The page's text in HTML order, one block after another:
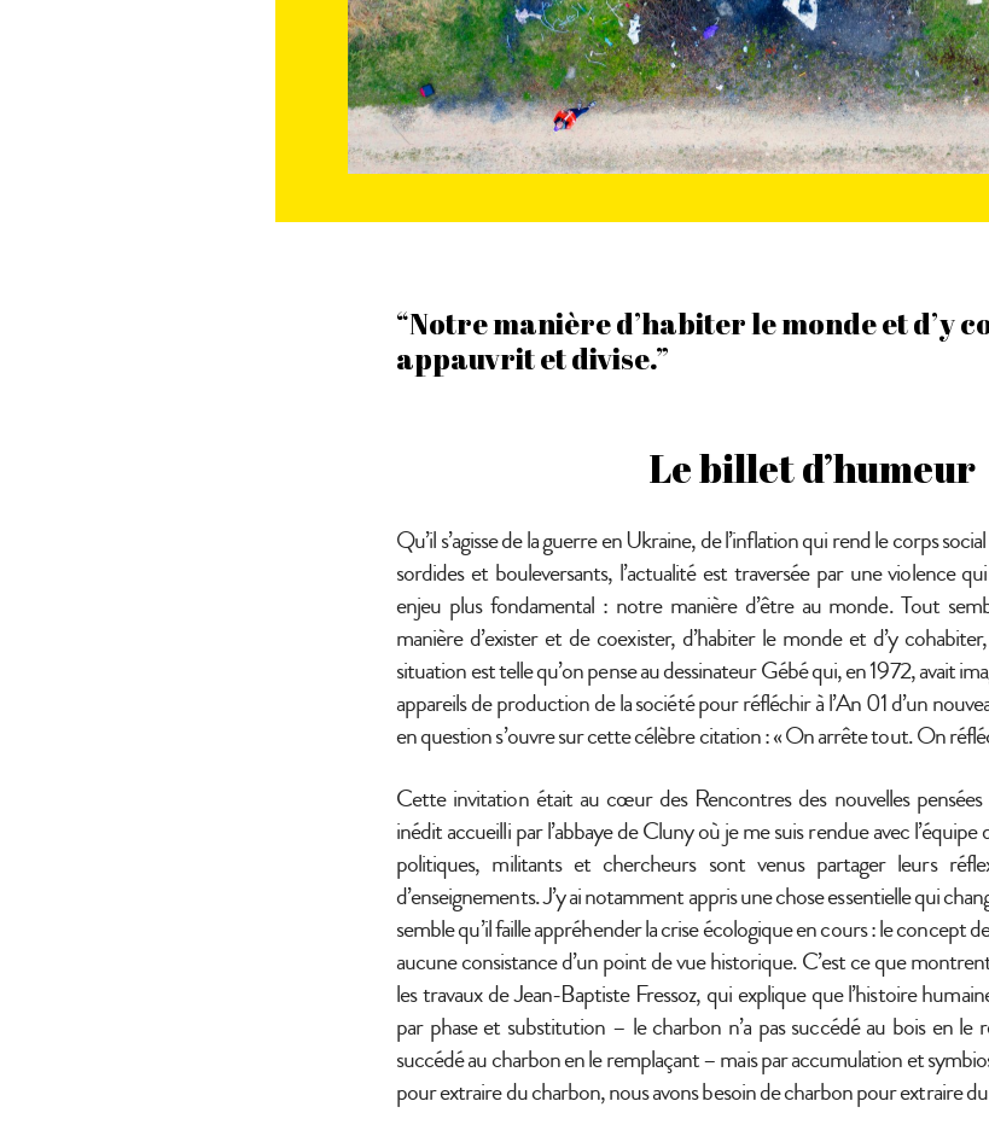
“Notre manière d’habiter le monde et d’y
appauvrit et divise.”
Le billet d’humeur
Qu’il s’agisse de la guerre en Ukraine, de l’inflation qui rend le corps
sordides et bouleversants, l’actualité est traversée par une violence
enjeu plus fondamental : notre manière d’être au monde. Tout
manière d’exister et de coexister, d’habiter le monde et d’y
situation est telle qu’on pense au dessinateur Gébé qui, en 1972, avait
appareils de production de la société pour réfléchir à l’An 01 d’un
en question s’ouvre sur cette célèbre citation : « On arrête tout. On
Cette invitation était au cœur des Rencontres des nouvelles pensées
inédit accueilli par l’abbaye de Cluny où je me suis rendue avec
politiques, militants et chercheurs sont venus partager leurs
d’enseignements. J’y ai notamment appris une chose essentielle qui
semble qu’il faille appréhender la crise écologique en cours : le concept
aucune consistance d’un point de vue historique. C’est ce que
les travaux de Jean-Baptiste Fressoz, qui explique que l’histoire
par phase et substitution – le charbon n’a pas succédé au bois en le
succédé au charbon en le remplaçant – mais par accumulation et
pour extraire du charbon, nous avons besoin de charbon pour extraire